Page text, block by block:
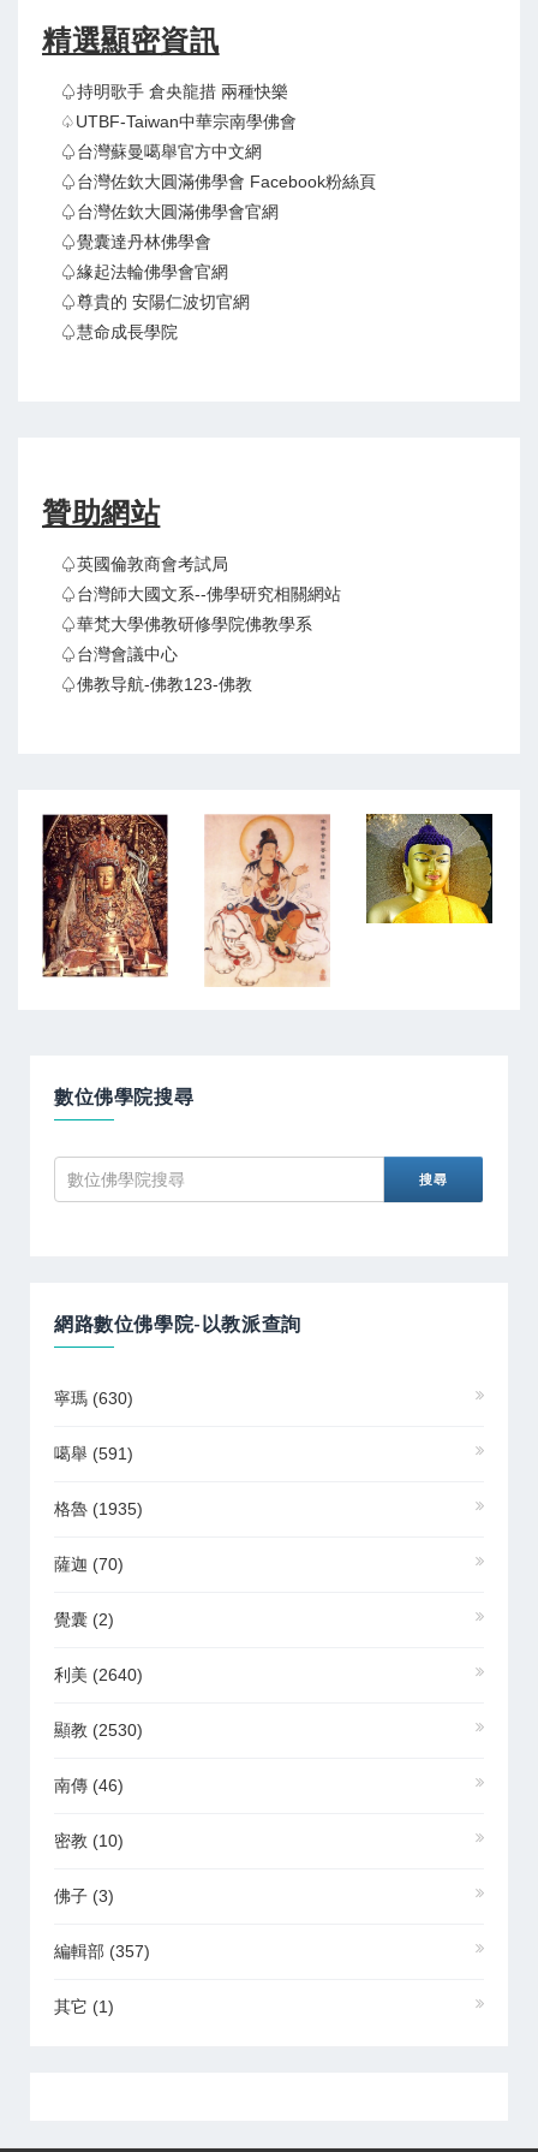
精選顯密資訊
♤持明歌手 倉央龍措 兩種快樂
♤UTBF-Taiwan中華宗南學佛會
♤台灣蘇曼噶舉官方中文網
♤台灣佐欽大圓滿佛學會 Facebook粉絲頁
♤台灣佐欽大圓滿佛學會官網
♤覺囊達丹林佛學會
♤緣起法輪佛學會官網
♤尊貴的 安陽仁波切官網
♤慧命成長學院
贊助網站
♤英國倫敦商會考試局
♤台灣師大國文系--佛學研究相關網站
♤華梵大學佛教研修學院佛教學系
♤台灣會議中心
♤佛教导航-佛教123-佛教
數位佛學院搜尋
網路數位佛學院-以教派查詢
寧瑪 (630)
噶舉 (591)
格魯 (1935)
薩迦 (70)
覺囊 (2)
利美 (2640)
顯教 (2530)
南傳 (46)
密教 (10)
佛子 (3)
編輯部 (357)
其它 (1)